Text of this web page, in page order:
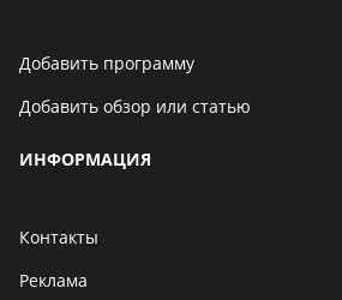
Добавить программу
Добавить обзор или статью
ИНФОРМАЦИЯ
Контакты
Реклама